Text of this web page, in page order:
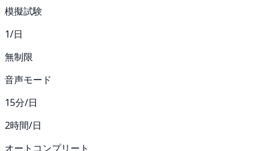
模擬試験
1/日
無制限
音声モード
15分/日
2時間/日
オートコンプリート